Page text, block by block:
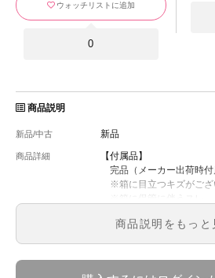
ウォッチリストに追加
0
商品説明
新品/中古 新品
商品詳細
【付属品】
完品（メーカー出荷時付
※箱に目立つキズがござ
※箱に保管に伴うスレ、
【保証】
メーカー保証あり（1年
商品説明をもっと